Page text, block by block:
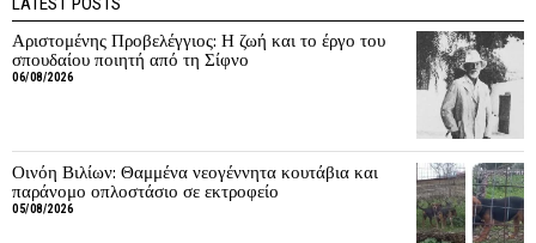
Αριστομένης Προβελέγγιος: Η ζωή και το έργο του
σπουδαίου ποιητή από τη Σίφνο
06/08/2026
Οινόη Βιλίων: Θαμμένα νεογέννητα κουτάβια και
παράνομο οπλοστάσιο σε εκτροφείο
05/08/2026